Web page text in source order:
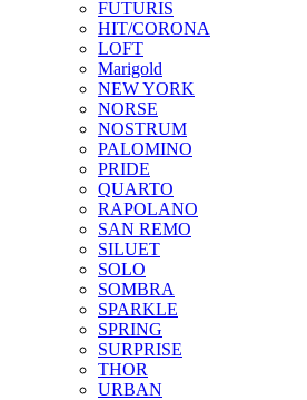
FUTURIS
HIT/CORONA
LOFT
Marigold
NEW YORK
NORSE
NOSTRUM
PALOMINO
PRIDE
QUARTO
RAPOLANO
SAN REMO
SILUET
SOLO
SOMBRA
SPARKLE
SPRING
SURPRISE
THOR
URBAN